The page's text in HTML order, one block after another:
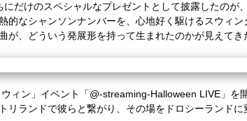
だけのスペシャルなプレゼントとして披露したのが、
的なシャンソンナンバーを、心地好く駆けるスウィ
、どういう発展形を持って生まれたのかが見えてき
ウィン」イベント「@-streaming-Halloween LIVE 」を
リランドで彼らと繋がり、その場をドロシーランド